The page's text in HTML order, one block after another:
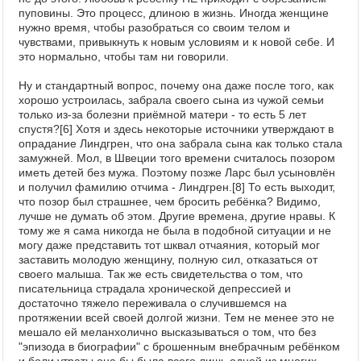
пуповины. Это процесс, длиною в жизнь. Иногда женщине
нужно время, чтобы разобраться со своим телом и
чувствами, привыкнуть к новым условиям и к новой себе. И
это нормально, чтобы там ни говорили.
Ну и стандартный вопрос, почему она даже после того, как
хорошо устроилась, забрала своего сына из чужой семьи
только из-за болезни приёмной матери - то есть 5 лет
спустя?[6] Хотя и здесь некоторые источники утверждают в
опрадание Линдгрен, что она забрала сына как только стала
замужней. Мол, в Швеции того времени считалось позором
иметь детей без мужа. Поэтому позже Ларс был усыновлён
и получил фамилию отчима - Линдгрен.[8] То есть выходит,
что позор был страшнее, чем бросить ребёнка? Видимо,
лучше не думать об этом. Другие времена, другие нравы. К
тому же я сама никогда не была в подобной ситуации и не
могу даже представить тот шквал отчаяния, который мог
заставить молодую женщину, полную сил, отказаться от
своего малыша. Так же есть свидетельства о том, что
писательница страдала хронической депрессией и
достаточно тяжело переживала о случившемся на
протяжении всей своей долгой жизни. Тем не менее это не
мешало ей меланхолично высказываться о том, что без
"эпизода в биографии" с брошенным внебрачным ребёнком